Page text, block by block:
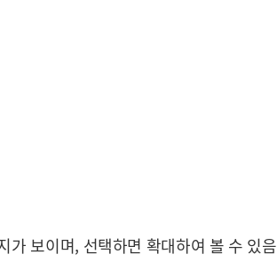
가 보이며, 선택하면 확대하여 볼 수 있음